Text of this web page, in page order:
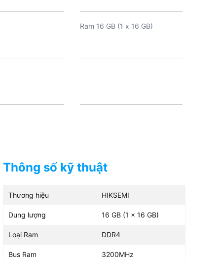
Ram 16 GB (1 x 16 GB)
Không
Thông số kỹ thuật
Thương hiệu HIKSEMI
Dung lượng 16 GB (1 x 16 GB)
Loại Ram DDR4
Bus Ram 3200MHz